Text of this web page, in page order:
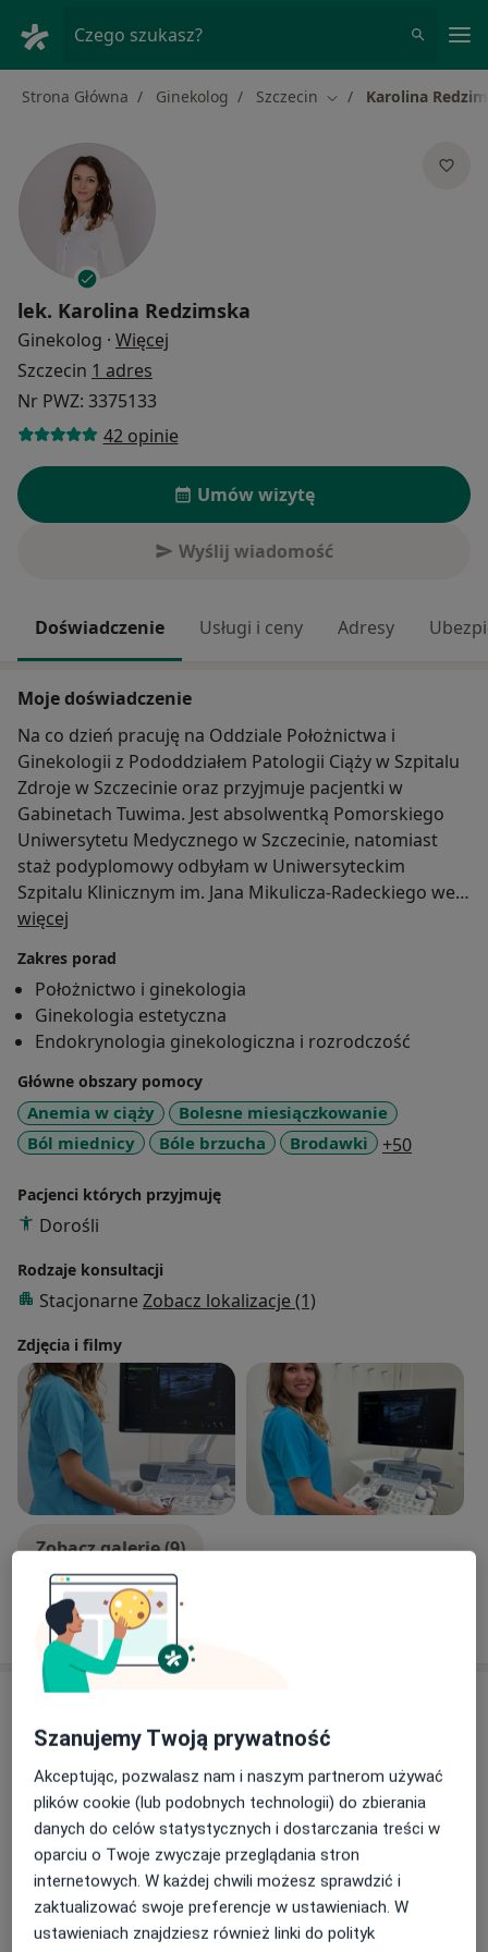
Czego szukasz?
Strona Główna Ginekolog Szczecin Zmień miasto
Karolina
lek. Karolina Redzimska
Ginekolog · Więcej
Szczecin 1 adres
Nr PWZ: 3375133
42 opinie
Umów wizytę
Wyślij wiadomość
Doświadczenie Usługi i ceny Adresy
Moje doświadczenie
Na co dzień pracuję na Oddziale Położnictwa i
Ginekologii z Pododdziałem Patologii Ciąży w Szpitalu
Zdroje w Szczecinie oraz przyjmuje pacjentki w
Gabinetach Tuwima. Jest absolwentką Pomorskiego
Uniwersytetu Medycznego w Szczecinie, natomiast
staż podyplomowy odbyłam w Uniwersyteckim
Szpitalu Klinicznym im. Jana Mikulicza-Radeckiego we
Wrocławiu.
wiedzę medyczną nieustannie poszerzam uczestnicząc
w licznych szkoleniach, kursach i sympozjach.
Bycie lekarzem od dziecka było moim marzeniem,
uwielbiam podróże, szczególnie te, którym towarzyszy
odpowiednia warstwa śniegu do jazdy na nartach.
Od sześciu lat jestem dumną mamą uroczej córeczki.
więcej
Zakres porad
Położnictwo i ginekologia
Ginekologia estetyczna
Endokrynologia ginekologiczna i rozrodczość
Główne obszary pomocy
Anemia w ciąży
Bolesne miesiączkowanie
Ból miednicy
Bóle brzucha Brodawki +50
Pacjenci których przyjmuję
Dorośli
Rodzaje konsultacji
Stacjonarne Zobacz lokalizacje (1)
Zdjęcia i filmy
Zobacz galerię (9)
Usługi i ceny
Konsultacja ginekologiczna
350 zł Szczegóły
Radiofrekwencja stref intymnych
700 zł Szczegóły Umów wizytę
O-Shot - uwrażliwienie okolic
łechtaczki osoczem
Szanujemy Twoją prywatność
Akceptując, pozwalasz nam i naszym partnerom używać
plików cookie (lub podobnych technologii) do zbierania
danych do celów statystycznych i dostarczania treści w
oparciu o Twoje zwyczaje przeglądania stron
internetowych. W każdej chwili możesz sprawdzić i
zaktualizować swoje preferencje w ustawieniach. W
ustawieniach znajdziesz również linki do polityk